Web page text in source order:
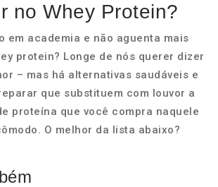
no Whey Protein?
em academia e não aguenta mais
protein? Longe de nós querer dizer
– mas há alternativas saudáveis e
que substituem com louvor a
proteína que você compra naquele
O melhor da lista abaixo?